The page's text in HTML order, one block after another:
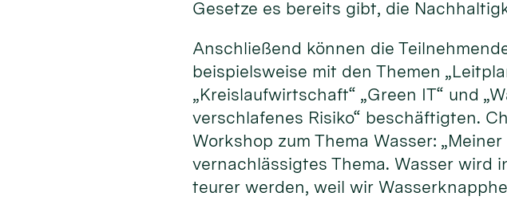
Gesetze es bereits gibt, die
Anschließend können die
beispielsweise mit den Themen
„Kreislaufwirtschaft“ „Green IT“ und
verschlafenes Risiko“ beschäftigten.
Workshop zum Thema Wasser:
vernachlässigtes Thema. Wasser wird
teurer werden, weil wir